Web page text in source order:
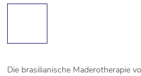
Die brasilianische Maderotherapie